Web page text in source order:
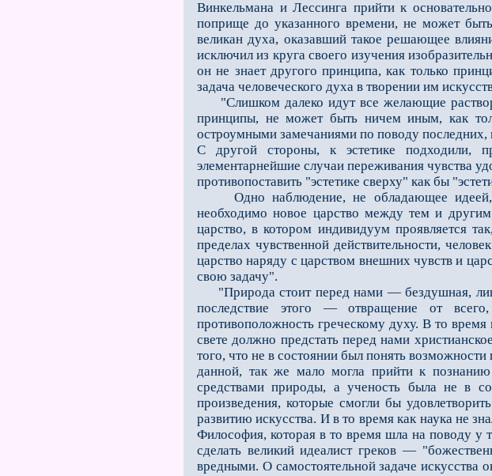
Винкельмана и Лессинга прийти к
поприще до указанного времени, не может
великан духа, оказавший такое решающее
исключил из круга своего изучения
он не знает другого принципа, как только
задача человеческого духа в творении им
"Слишком далеко идут все желающие
принципы, не может быть ничем иным, как
остроумными замечаниями по поводу
С другой стороны, к эстетике подходили,
элементарнейшие случаи переживания чувства
противопоставить "эстетике сверху" как бы
Одно наблюдение, не обладающее идеей,
необходимо новое царство между тем и
царство, в котором индивидуум проявляется
пределах чувственной действительности,
царство наряду с царством внешних чувств и
свою задачу".
"Природа стоит перед нами — бездушная,
последствие этого — отвращение от
противоположность греческому духу. В то
свете должно предстать перед нами
того, что не в состоянии был понять
данной, так же мало могла прийти к познанию
средствами природы, а ученость была не в
произведения, которые смогли бы
развитию искусства. И в то время как наука не
Философия, которая в то время шла на поводу у
сделать великий идеалист греков —
вредными. О самостоятельной задаче искусства